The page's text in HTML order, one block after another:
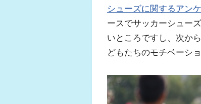
シューズに関するアン
ースでサッカーシュー
いところですし、次か
どもたちのモチベーシ